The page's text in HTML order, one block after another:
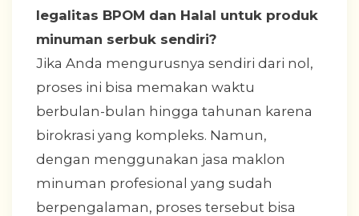
legalitas BPOM dan Halal untuk produk
minuman serbuk sendiri?
Jika Anda mengurusnya sendiri dari nol,
proses ini bisa memakan waktu
berbulan-bulan hingga tahunan karena
birokrasi yang kompleks. Namun,
dengan menggunakan jasa maklon
minuman profesional yang sudah
berpengalaman, proses tersebut bisa